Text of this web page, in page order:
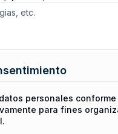
personales
para fines